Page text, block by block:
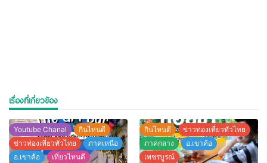
เรื่องที่เกี่ยวข้อง
Youtube Chanal
กินไหนดี
ข่าวท่องเที่ยวทั่วไทย
ภาคเหนือ
อ.เขาค้อ
เที่ยวไหนดี
กินไหนดี
ข่าวท่องเที่ยวทั่วไทย
ภาคกลาง
อ.เขาค้อ
เพชรบูรณ์